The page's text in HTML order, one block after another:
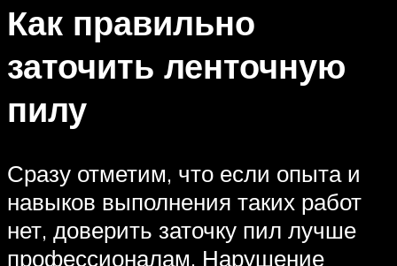
Как правильно
заточить ленточную
пилу
Сразу отметим, что если опыта и
навыков выполнения таких работ
нет, доверить заточку пил лучше
профессионалам. Нарушение